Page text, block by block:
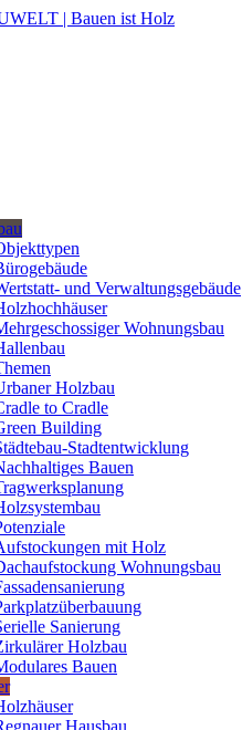
und Verwaltungsgebäude
Wohnungsbau
Holzbau
to Cradle
Building
Stadtentwicklung
Bauen
mit Holz
Wohnungsbau
Sanierung
Holzbau
Bauen
Hausbau